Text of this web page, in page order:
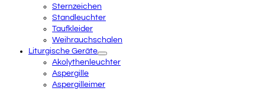
Sternzeichen
Standleuchter
Taufkleider
Weihrauchschalen
Liturgische Geräte
Akolythenleuchter
Aspergille
Aspergilleimer